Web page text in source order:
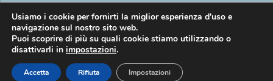
Copyright © EasyMedia srl P.IVA
01269920557 |
Usiamo i cookie per fornirti la miglior esperienza d'uso e
navigazione sul nostro sito web.
Puoi scoprire di più su quali cookie stiamo utilizzando o
disattivarli in impostazioni.
Accetta Rifiuta Impostazioni